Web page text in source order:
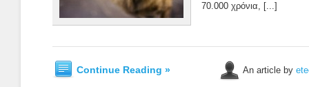
70.000 χρόνια, [...]
Continue Reading » An article by